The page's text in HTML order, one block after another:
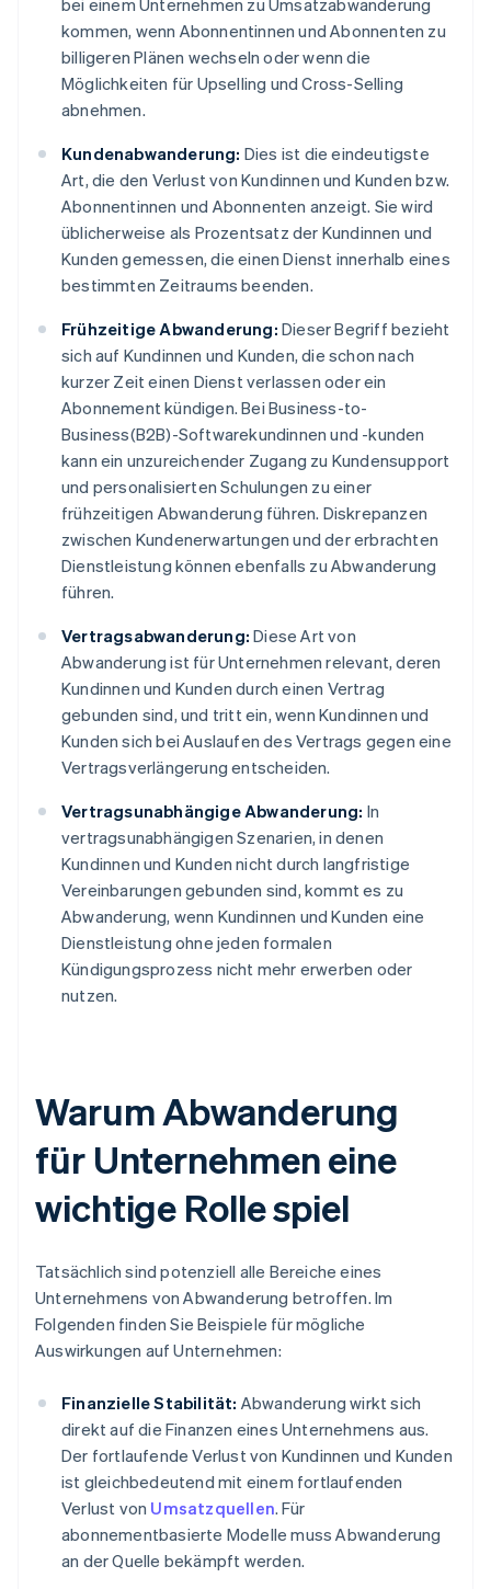
bei einem Unternehmen zu Umsatzabwanderung
kommen, wenn Abonnentinnen und Abonnenten zu
billigeren Plänen wechseln oder wenn die
Möglichkeiten für Upselling und Cross-Selling
abnehmen.
Kundenabwanderung: Dies ist die eindeutigste
Art, die den Verlust von Kundinnen und Kunden bzw.
Abonnentinnen und Abonnenten anzeigt. Sie wird
üblicherweise als Prozentsatz der Kundinnen und
Kunden gemessen, die einen Dienst innerhalb eines
bestimmten Zeitraums beenden.
Frühzeitige Abwanderung: Dieser Begriff bezieht
sich auf Kundinnen und Kunden, die schon nach
kurzer Zeit einen Dienst verlassen oder ein
Abonnement kündigen. Bei Business-to-
Business(B2B)-Softwarekundinnen und -kunden
kann ein unzureichender Zugang zu Kundensupport
und personalisierten Schulungen zu einer
frühzeitigen Abwanderung führen. Diskrepanzen
zwischen Kundenerwartungen und der erbrachten
Dienstleistung können ebenfalls zu Abwanderung
führen.
Vertragsabwanderung: Diese Art von
Abwanderung ist für Unternehmen relevant, deren
Kundinnen und Kunden durch einen Vertrag
gebunden sind, und tritt ein, wenn Kundinnen und
Kunden sich bei Auslaufen des Vertrags gegen eine
Vertragsverlängerung entscheiden.
Vertragsunabhängige Abwanderung: In
vertragsunabhängigen Szenarien, in denen
Kundinnen und Kunden nicht durch langfristige
Vereinbarungen gebunden sind, kommt es zu
Abwanderung, wenn Kundinnen und Kunden eine
Dienstleistung ohne jeden formalen
Kündigungsprozess nicht mehr erwerben oder
nutzen.
Warum Abwanderung
für Unternehmen eine
wichtige Rolle spiel
Tatsächlich sind potenziell alle Bereiche eines
Unternehmens von Abwanderung betroffen. Im
Folgenden finden Sie Beispiele für mögliche
Auswirkungen auf Unternehmen:
Finanzielle Stabilität: Abwanderung wirkt sich
direkt auf die Finanzen eines Unternehmens aus.
Der fortlaufende Verlust von Kundinnen und Kunden
ist gleichbedeutend mit einem fortlaufenden
Verlust von Umsatzquellen. Für
abonnementbasierte Modelle muss Abwanderung
an der Quelle bekämpft werden.